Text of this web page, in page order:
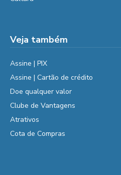
Veja também
Assine | PIX
Assine | Cartão de crédito
Doe qualquer valor
Clube de Vantagens
Atrativos
Cota de Compras